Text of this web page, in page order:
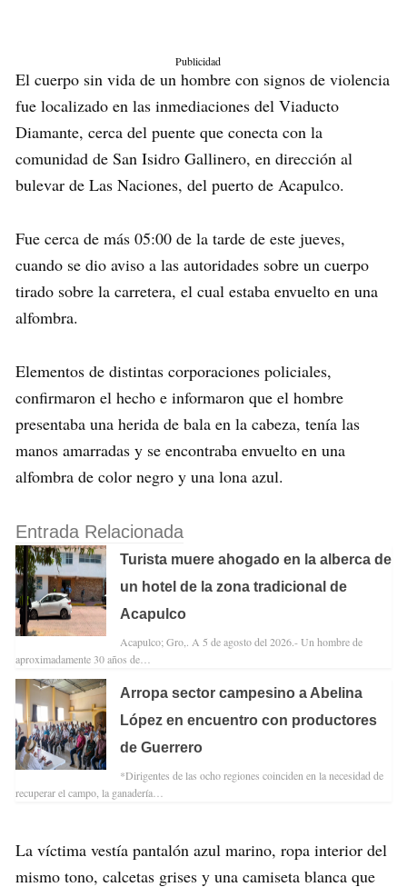
Publicidad
El cuerpo sin vida de un hombre con signos de violencia
fue localizado en las inmediaciones del Viaducto
Diamante, cerca del puente que conecta con la
comunidad de San Isidro Gallinero, en dirección al
bulevar de Las Naciones, del puerto de Acapulco.
Fue cerca de más 05:00 de la tarde de este jueves,
cuando se dio aviso a las autoridades sobre un cuerpo
tirado sobre la carretera, el cual estaba envuelto en una
alfombra.
Elementos de distintas corporaciones policiales,
confirmaron el hecho e informaron que el hombre
presentaba una herida de bala en la cabeza, tenía las
manos amarradas y se encontraba envuelto en una
alfombra de color negro y una lona azul.
Entrada Relacionada
Turista muere ahogado en la alberca de
un hotel de la zona tradicional de
Acapulco
Acapulco; Gro,. A 5 de agosto del 2026.- Un hombre de
aproximadamente 30 años de…
Arropa sector campesino a Abelina
López en encuentro con productores
de Guerrero
*Dirigentes de las ocho regiones coinciden en la necesidad de
recuperar el campo, la ganadería…
La víctima vestía pantalón azul marino, ropa interior del
mismo tono, calcetas grises y una camiseta blanca que